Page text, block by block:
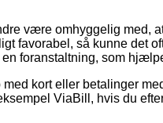
være omhyggelig med,
favorabel, så kunne det
foranstaltning, som
kort eller betalinger
ViaBill, hvis du